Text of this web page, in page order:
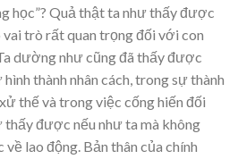
học”? Quả thật ta như thấy được
vai trò rất quan trọng đối với con
dường như cũng đã thấy được
thành nhân cách, trong sự thành
thế và trong việc cống hiến đối
được nếu như ta mà không
lao động. Bản thân của chính